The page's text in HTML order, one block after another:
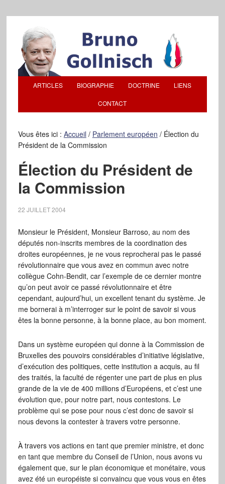
ARTICLES BIOGRAPHIE DOCTRINE LIENS
CONTACT
Vous êtes ici : Accueil / Parlement européen /Élection du
Président de la Commission
Élection du Président de
la Commission
22 JUILLET 2004
Monsieur le Président, Monsieur Barroso, au nom des
députés non-inscrits membres de la coordination des
droites européennes, je ne vous reprocherai pas le passé
révolutionnaire que vous avez en commun avec notre
collègue Cohn-Bendit, car l’exemple de ce dernier montre
qu’on peut avoir ce passé révolutionnaire et être
cependant, aujourd’hui, un excellent tenant du système. Je
me bornerai à m’interroger sur le point de savoir si vous
êtes la bonne personne, à la bonne place, au bon moment.
Dans un système européen qui donne à la Commission de
Bruxelles des pouvoirs considérables d’initiative législative,
d’exécution des politiques, cette institution a acquis, au fil
des traités, la faculté de régenter une part de plus en plus
grande de la vie de 400 millions d’Européens, et c’est une
évolution que, pour notre part, nous contestons. Le
problème qui se pose pour nous c’est donc de savoir si
nous devons la contester à travers votre personne.
À travers vos actions en tant que premier ministre, et donc
en tant que membre du Conseil de l’Union, nous avons vu
également que, sur le plan économique et monétaire, vous
avez été un européiste si convaincu que vous vous en êtes